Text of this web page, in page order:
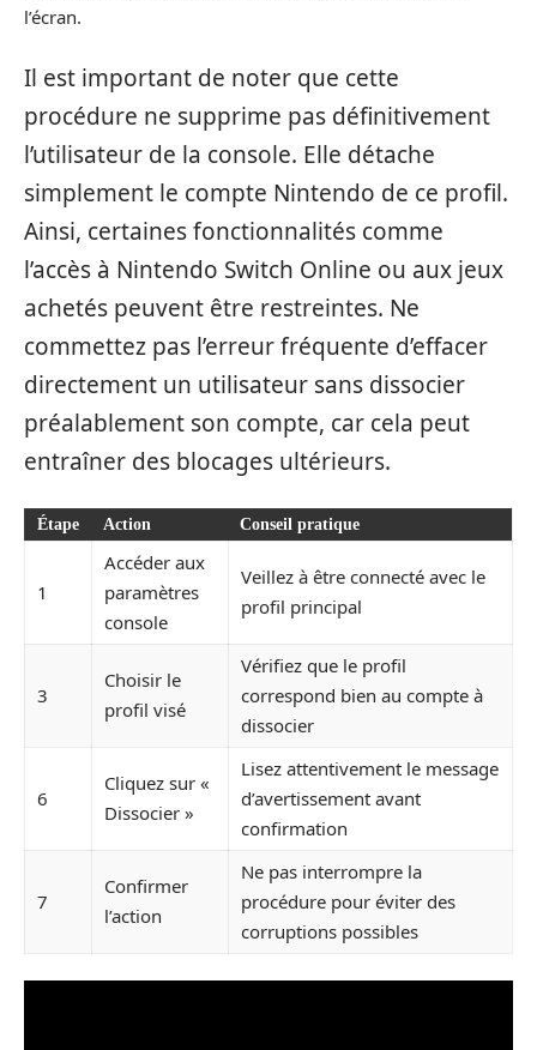
l’écran.
Il est important de noter que cette
procédure ne supprime pas définitivement
l’utilisateur de la console. Elle détache
simplement le compte Nintendo de ce profil.
Ainsi, certaines fonctionnalités comme
l’accès à Nintendo Switch Online ou aux jeux
achetés peuvent être restreintes. Ne
commettez pas l’erreur fréquente d’effacer
directement un utilisateur sans dissocier
préalablement son compte, car cela peut
entraîner des blocages ultérieurs.
Étape Action Conseil pratique
1
Accéder aux
paramètres
console
Veillez à être connecté avec le
profil principal
3
Choisir le
profil visé
Vérifiez que le profil
correspond bien au compte à
dissocier
6
Cliquez sur «
Dissocier »
Lisez attentivement le message
d’avertissement avant
confirmation
7
Confirmer
l’action
Ne pas interrompre la
procédure pour éviter des
corruptions possibles